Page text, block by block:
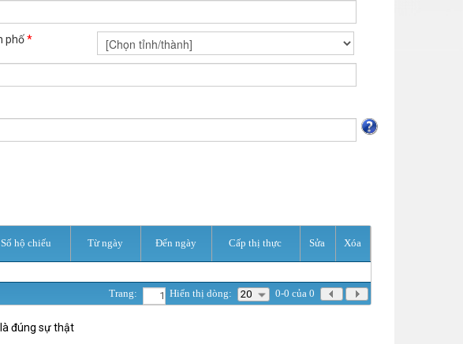
phố*
Số hộ chiếu Từ ngày Đến ngày Cấp thị thực Sửa Xóa
0-0 của 0
20
Hiển thị dòng:
Trang:
đúng sự thật